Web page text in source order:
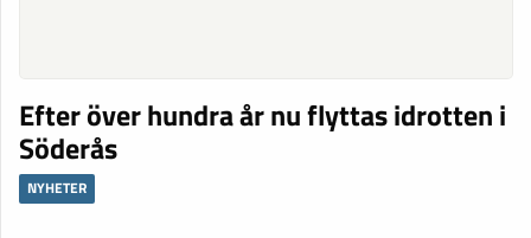
Efter över hundra år nu flyttas idrotten i
Söderås
NYHETER